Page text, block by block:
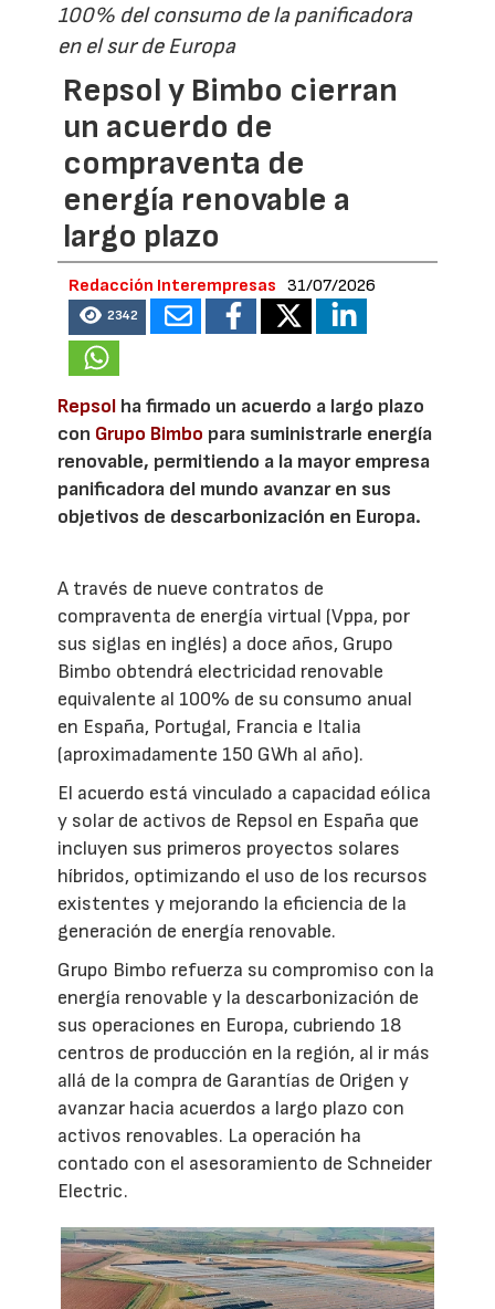
100% del consumo de la panificadora
en el sur de Europa
Repsol y Bimbo cierran
un acuerdo de
compraventa de
energía renovable a
largo plazo
Redacción Interempresas 31/07/2026
2342
Repsol ha firmado un acuerdo a largo plazo
con Grupo Bimbo para suministrarle energía
renovable, permitiendo a la mayor empresa
panificadora del mundo avanzar en sus
objetivos de descarbonización en Europa.
A través de nueve contratos de
compraventa de energía virtual (Vppa, por
sus siglas en inglés) a doce años, Grupo
Bimbo obtendrá electricidad renovable
equivalente al 100% de su consumo anual
en España, Portugal, Francia e Italia
(aproximadamente 150 GWh al año).
El acuerdo está vinculado a capacidad eólica
y solar de activos de Repsol en España que
incluyen sus primeros proyectos solares
híbridos, optimizando el uso de los recursos
existentes y mejorando la eficiencia de la
generación de energía renovable.
Grupo Bimbo refuerza su compromiso con la
energía renovable y la descarbonización de
sus operaciones en Europa, cubriendo 18
centros de producción en la región, al ir más
allá de la compra de Garantías de Origen y
avanzar hacia acuerdos a largo plazo con
activos renovables. La operación ha
contado con el asesoramiento de Schneider
Electric.